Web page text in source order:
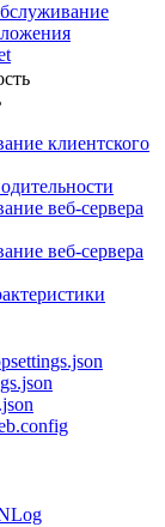
клиентского
веб-сервера
веб-сервера